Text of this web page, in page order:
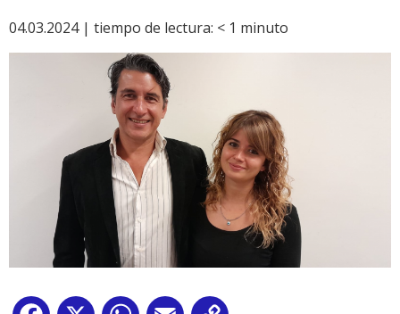
04.03.2024 | tiempo de lectura: < 1 minuto